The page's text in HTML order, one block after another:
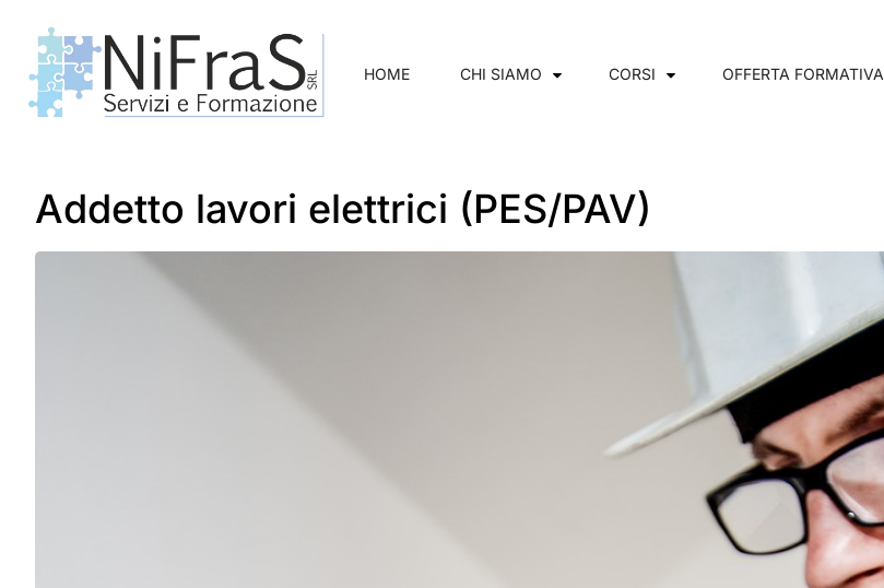
HOME CHI SIAMO CORSI OFFERTA FORMATIVA
Addetto lavori elettrici (PES/PAV)